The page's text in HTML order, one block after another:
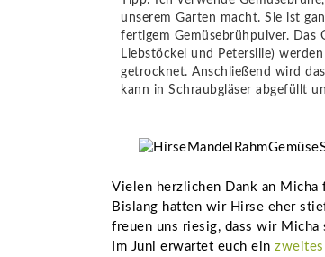
unserem Garten macht. Sie ist
fertigem Gemüsebrühpulver. Das
Liebstöckel und Petersilie)
getrocknet. Anschließend wird
kann in Schraubgläser abgefüllt
Vielen herzlichen Dank an
Bislang hatten wir Hirse eher
freuen uns riesig, dass wir
Im Juni erwartet euch ein zweites